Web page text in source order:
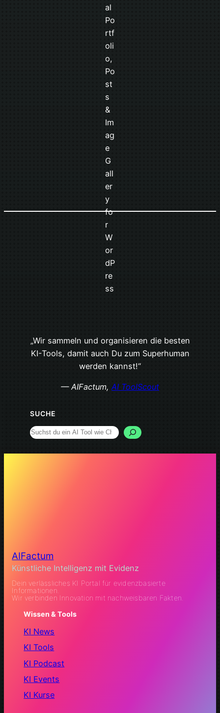
„Wir sammeln und organisieren die besten
KI-Tools, damit auch Du zum Superhuman
werden kannst!“
— AIFactum, AI ToolScout
SUCHE
Search
AIFactum
Künstliche Intelligenz mit Evidenz
Dein verlässliches KI Portal für evidenzbasierte
Informationen.
Wir verbinden Innovation mit nachweisbaren Fakten.
Wissen & Tools
KI News
KI Tools
KI Podcast
KI Events
KI Kurse